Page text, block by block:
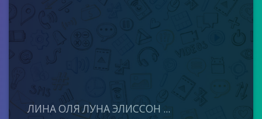
ЛИНА ОЛЯ ЛУНА ЭЛИССОН ...